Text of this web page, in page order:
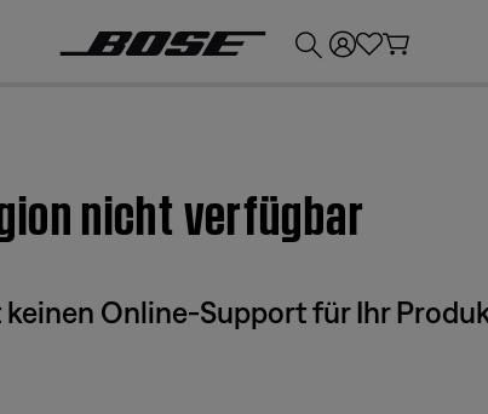
nicht verfügbar
Online-Support für Ihr